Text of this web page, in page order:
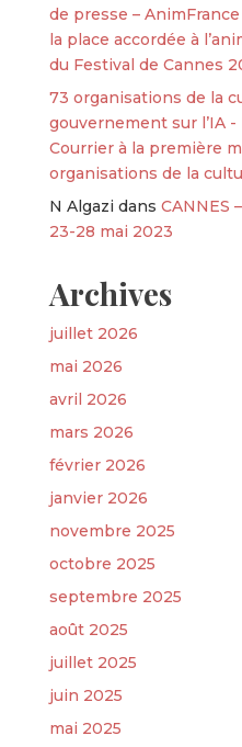
de presse –
la place accordée à
du Festival de Cannes
73 organisations de la
gouvernement sur l’IA
Courrier à la première
organisations de la
N Algazi dans CANNES
23-28 mai 2023
Archives
juillet 2026
mai 2026
avril 2026
mars 2026
février 2026
janvier 2026
novembre 2025
octobre 2025
septembre 2025
août 2025
juillet 2025
juin 2025
mai 2025